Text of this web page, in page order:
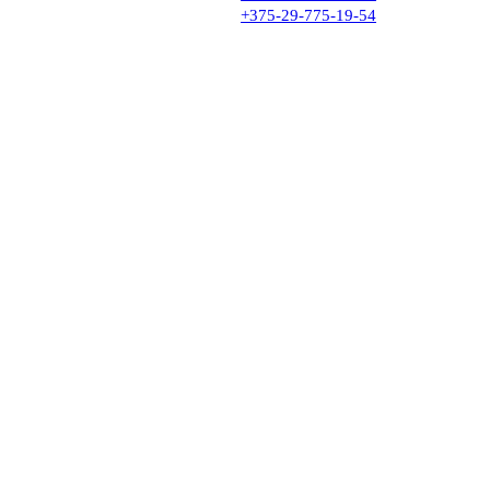
+375-29-775-19-54